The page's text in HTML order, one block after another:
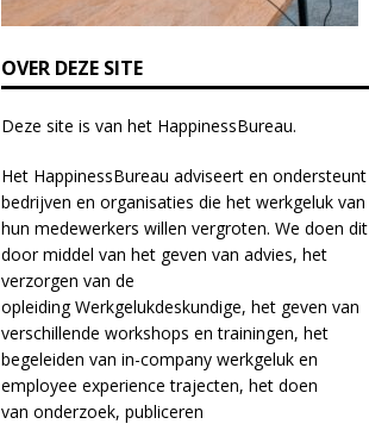
OVER DEZE SITE
Deze site is van het HappinessBureau.
Het HappinessBureau adviseert en ondersteunt
bedrijven en organisaties die het werkgeluk van
hun medewerkers willen vergroten. We doen dit
door middel van het geven van advies, het
verzorgen van de
opleidingWerkgelukdeskundige, het geven van
verschillende workshops en trainingen, het
begeleiden van in-company werkgeluk en
employee experiencetrajecten, het doen
van onderzoek, publiceren